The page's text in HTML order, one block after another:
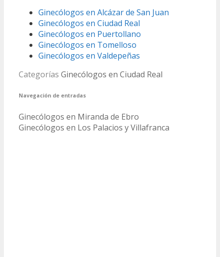
Ginecólogos en Alcázar de San Juan
Ginecólogos en Ciudad Real
Ginecólogos en Puertollano
Ginecólogos en Tomelloso
Ginecólogos en Valdepeñas
Categorías Ginecólogos en Ciudad Real
Navegación de entradas
Ginecólogos en Miranda de Ebro
Ginecólogos en Los Palacios y Villafranca